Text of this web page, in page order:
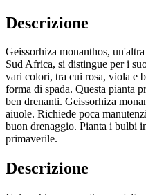
Descrizione
Geissorhiza monanthos,
Sud Africa, si distingue per i
vari colori, tra cui rosa, viola e
forma di spada. Questa pianta
ben drenanti. Geissorhiza
aiuole. Richiede poca
buon drenaggio. Pianta i bulbi
primaverile.
Descrizione